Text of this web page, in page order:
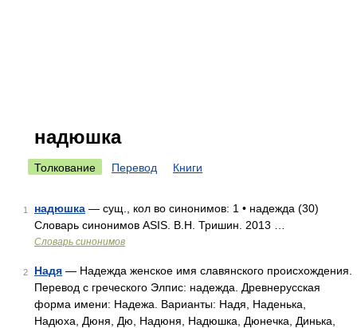
надюшка
Толкование Перевод Книги
1 надюшка — сущ., кол во синонимов: 1 • надежда (30)
Словарь синонимов ASIS. В.Н. Тришин. 2013 …
Словарь синонимов
2 Надя — Надежда женское имя славянского происхождения.
Перевод с греческого Элпис: надежда. Древнерусская
форма имени: Надежа. Варианты: Надя, Наденька,
Надюха, Дюня, Дю, Надюня, Надюшка, Дюнечка, Динька,